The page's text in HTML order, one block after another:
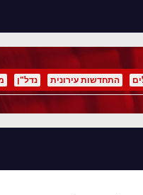
התחדשות עירונית נדל"ן